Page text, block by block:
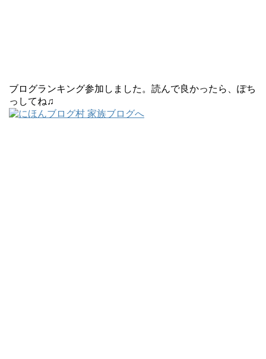
ブログランキング参加しました。読んで良かったら、ぽち
っしてね♫